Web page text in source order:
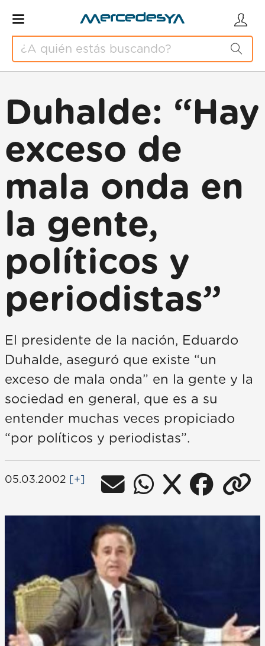
Duhalde: “Hay
exceso de
mala onda en
la gente,
políticos y
periodistas”
El presidente de la nación, Eduardo
Duhalde, aseguró que existe “un
exceso de mala onda” en la gente y la
sociedad en general, que es a su
entender muchas veces propiciado
“por políticos y periodistas”.
05.03.2002 [+]